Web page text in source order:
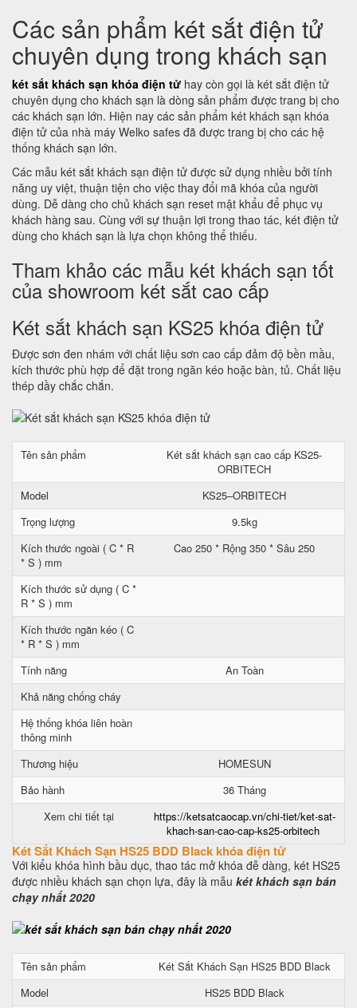
Các sản phẩm két sắt điện tử
chuyên dụng trong khách sạn
két sắt khách sạn khóa điện tử hay còn gọi là két sắt điện tử
chuyên dụng cho khách sạn là dòng sản phẩm được trang bị cho
các khách sạn lớn. Hiện nay các sản phẩm két khách sạn khóa
điện tử của nhà máy Welko safes đã được trang bị cho các hệ
thống khách sạn lớn.
Các mẫu két sắt khách sạn điện tử được sử dụng nhiều bởi tính
năng uy việt, thuận tiện cho việc thay đổi mã khóa của người
dùng. Dễ dàng cho chủ khách sạn reset mật khẩu để phục vụ
khách hàng sau. Cùng với sự thuận lợi trong thao tác, két điện tử
dùng cho khách sạn là lựa chọn không thể thiếu.
Tham khảo các mẫu két khách sạn tốt
của showroom két sắt cao cấp
Két sắt khách sạn KS25 khóa điện tử
Được sơn đen nhám với chất liệu sơn cao cấp đảm độ bền mầu,
kích thước phù hợp để đặt trong ngăn kéo hoặc bàn, tủ. Chất liệu
thép dầy chắc chắn.
Tên sản phẩm
Két sắt khách sạn cao cấp KS25-
ORBITECH
Model
KS25–ORBITECH
Trọng lượng
9.5kg
Kích thước ngoài ( C * R
* S ) mm
Cao 250 * Rộng 350 * Sâu 250
Kích thước sử dụng ( C *
R * S ) mm
Kích thước ngăn kéo ( C
* R * S ) mm
Tính năng
An Toàn
Khả năng chống cháy
Hệ thống khóa liên hoàn
thông minh
Thương hiệu
HOMESUN
Bảo hành
36 Tháng
Xem chi tiết tại
https://ketsatcaocap.vn/chi-tiet/ket-sat-
khach-san-cao-cap-ks25-orbitech
Két Sắt Khách Sạn HS25 BDD Black khóa điện tử
Với kiểu khóa hình bầu dục, thao tác mở khóa đễ dàng, két HS25
được nhiều khách sạn chọn lựa, đây là mẫu két khách sạn bán
chạy nhất 2020
Tên sản phẩm
Két Sắt Khách Sạn HS25 BDD Black
Model
HS25 BDD Black